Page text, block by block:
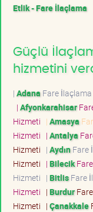
Etlik - Fare İlaçlama
Güçlü
hizmetini
| Adana Fare
| Afyonkarahisar
Hizmeti | Amasya
Hizmeti | Antalya
Hizmeti | AydınFare
Hizmeti | Bilecik
Hizmeti | BitlisFare
Hizmeti | Burdur
Hizmeti | Çanakkale